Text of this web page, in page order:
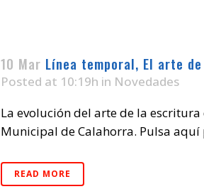
10 Mar Línea temporal, El arte
Posted at 10:19h in Novedades
La evolución del arte de la
Municipal de Calahorra. Pulsa aquí
READ MORE